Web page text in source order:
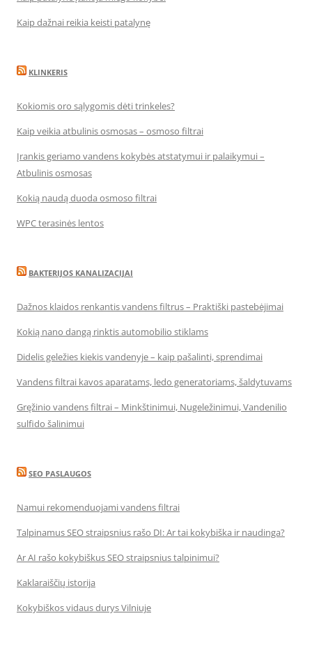
Kaip dažnai reikia keisti patalynę
KLINKERIS
Kokiomis oro sąlygomis dėti trinkeles?
Kaip veikia atbulinis osmosas – osmoso filtrai
Įrankis geriamo vandens kokybės atstatymui ir palaikymui –
Atbulinis osmosas
Kokią naudą duoda osmoso filtrai
WPC terasinės lentos
BAKTERIJOS KANALIZACIJAI
Dažnos klaidos renkantis vandens filtrus – Praktiški pastebėjimai
Kokią nano dangą rinktis automobilio stiklams
Didelis geležies kiekis vandenyje – kaip pašalinti, sprendimai
Vandens filtrai kavos aparatams, ledo generatoriams, šaldytuvams
Gręžinio vandens filtrai – Minkštinimui, Nugeležinimui, Vandenilio
sulfido šalinimui
SEO PASLAUGOS
Namui rekomenduojami vandens filtrai
Talpinamus SEO straipsnius rašo DI: Ar tai kokybiška ir naudinga?
Ar AI rašo kokybiškus SEO straipsnius talpinimui?
Kaklaraiščių istorija
Kokybiškos vidaus durys Vilniuje